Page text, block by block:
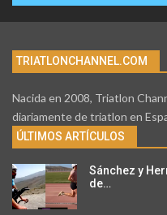
TRIATLONCHANNEL.COM
Nacida en 2008, Triatlon
diariamente de triatlon en
ÚLTIMOS ARTÍCULOS
Sánchez y
de…